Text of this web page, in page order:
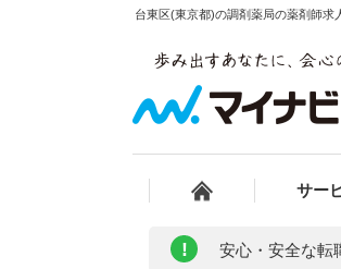
台東区(東京都)の調剤薬局の薬剤師
サー
! 安心・安全な転